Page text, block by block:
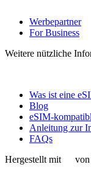
Werbepartner
For Business
Weitere nützliche
Was ist eine
Blog
eSIM-
Anleitung zur
FAQs
Hergestellt mit
von